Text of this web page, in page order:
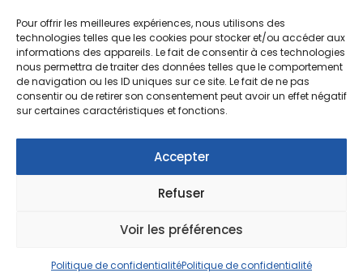
Pour offrir les meilleures expériences, nous utilisons des
technologies telles que les cookies pour stocker et/ou accéder aux
informations des appareils. Le fait de consentir à ces technologies
nous permettra de traiter des données telles que le comportement
de navigation ou les ID uniques sur ce site. Le fait de ne pas
consentir ou de retirer son consentement peut avoir un effet négatif
sur certaines caractéristiques et fonctions.
Accepter
Refuser
Voir les préférences
Politique de confidentialitéPolitique de confidentialité
Nouvelles collections, vie de l’équipe ou
inspirations : soyez informés de nos dernières
actualités.
© Copyright Fonction Meuble